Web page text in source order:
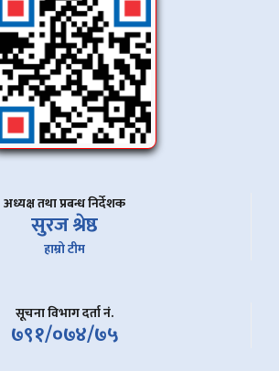
अध्यक्ष तथा प्रबन्ध निर्देशक
सुरज श्रेष्ठ
हाम्रो टीम
सूचना विभाग दर्ता नं.
७९१/०७४/७५